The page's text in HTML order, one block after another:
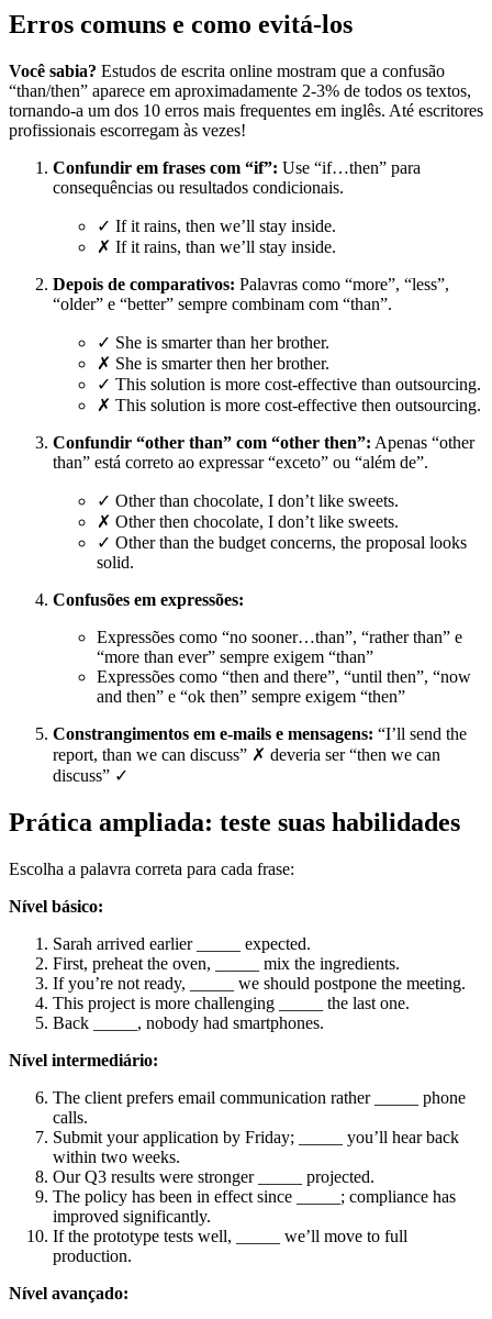
Erros comuns e como evitá-los
Você sabia? Estudos de escrita online mostram que a confusão
“than/then” aparece em aproximadamente 2-3% de todos os textos,
tornando-a um dos 10 erros mais frequentes em inglês. Até escritores
profissionais escorregam às vezes!
Confundir em frases com “if”: Use “if…then” para
consequências ou resultados condicionais.
✓ If it rains, then we’ll stay inside.
✗ If it rains, than we’ll stay inside.
Depois de comparativos: Palavras como “more”, “less”,
“older” e “better” sempre combinam com “than”.
✓ She is smarter than her brother.
✗ She is smarter then her brother.
✓ This solution is more cost-effective than outsourcing.
✗ This solution is more cost-effective then outsourcing.
Confundir “other than” com “other then”: Apenas “other
than” está correto ao expressar “exceto” ou “além de”.
✓ Other than chocolate, I don’t like sweets.
✗ Other then chocolate, I don’t like sweets.
✓ Other than the budget concerns, the proposal looks
solid.
Confusões em expressões:
Expressões como “no sooner…than”, “rather than” e
“more than ever” sempre exigem “than”
Expressões como “then and there”, “until then”, “now
and then” e “ok then” sempre exigem “then”
Constrangimentos em e-mails e mensagens: “I’ll send the
report, than we can discuss” ✗ deveria ser “then we can
discuss” ✓
Prática ampliada: teste suas habilidades
Escolha a palavra correta para cada frase:
Nível básico:
Sarah arrived earlier _____ expected.
First, preheat the oven, _____ mix the ingredients.
If you’re not ready, _____ we should postpone the meeting.
This project is more challenging _____ the last one.
Back _____, nobody had smartphones.
Nível intermediário:
The client prefers email communication rather _____ phone
calls.
Submit your application by Friday; _____ you’ll hear back
within two weeks.
Our Q3 results were stronger _____ projected.
The policy has been in effect since _____; compliance has
improved significantly.
If the prototype tests well, _____ we’ll move to full
production.
Nível avançado: